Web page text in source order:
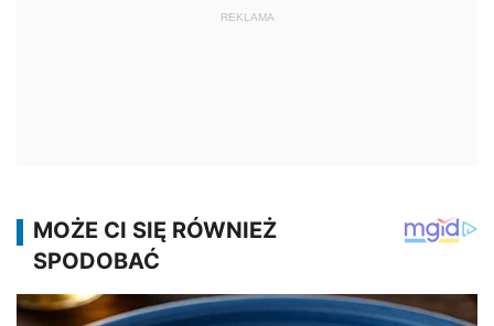
REKLAMA